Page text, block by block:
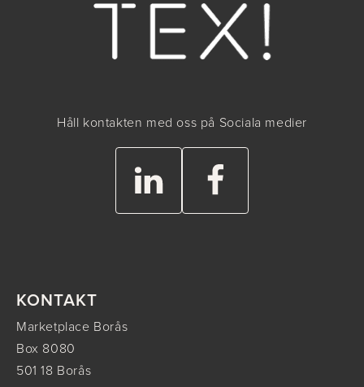
Håll kontakten med oss på Sociala medier
KONTAKT
Marketplace Borås
Box 8080
501 18 Borås